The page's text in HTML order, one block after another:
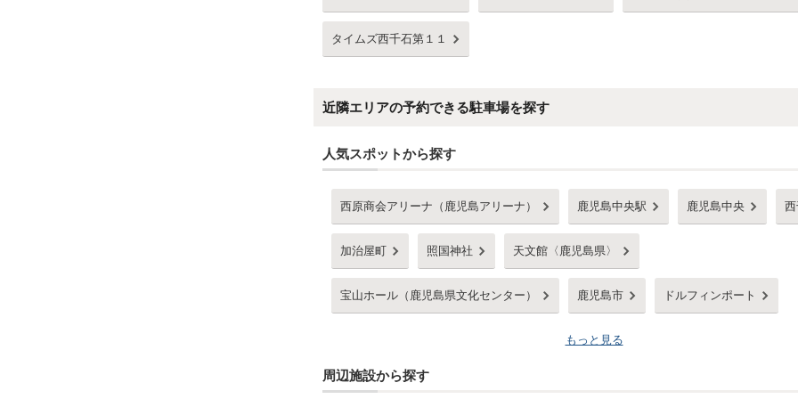
タイムズ西千石第１１
近隣エリアの予約できる駐車場を探す
人気スポットから探す
西原商会アリーナ（鹿児島アリーナ） 鹿児島中央駅 鹿児島中央
加治屋町 照国神社 天文館〈鹿児島県〉
宝山ホール（鹿児島県文化センター） 鹿児島市 ドルフィンポート
もっと見る
周辺施設から探す